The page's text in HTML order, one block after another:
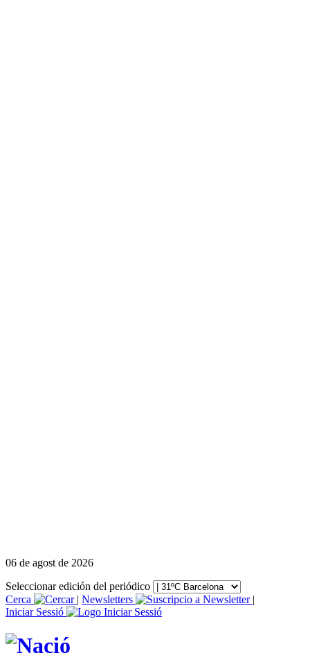
06 de agost de 2026
Seleccionar edición del periódico
Cerca
| Newsletters
|
Iniciar Sessió